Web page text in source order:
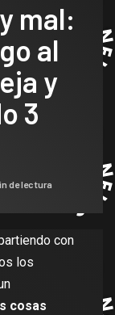
mal:
al
y
3
de lectura
con
los
cosas